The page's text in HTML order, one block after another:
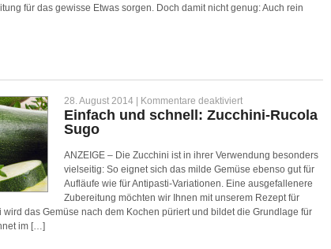
für das gewisse Etwas sorgen. Doch damit nicht genug: Auch rein
28. August 2014 | Kommentare deaktiviertfür
Einfach
und
Sugo
Einfach und schnell: Zucchini-Rucola
Sugo
ANZEIGE – Die Zucchini ist in ihrer Verwendung besonders
vielseitig: So eignet sich das milde Gemüse ebenso gut für
Aufläufe wie für Antipasti-Variationen. Eine ausgefallenere
Zubereitung möchten wir Ihnen mit unserem Rezept für
das Gemüse nach dem Kochen püriert und bildet die Grundlage für
im […]